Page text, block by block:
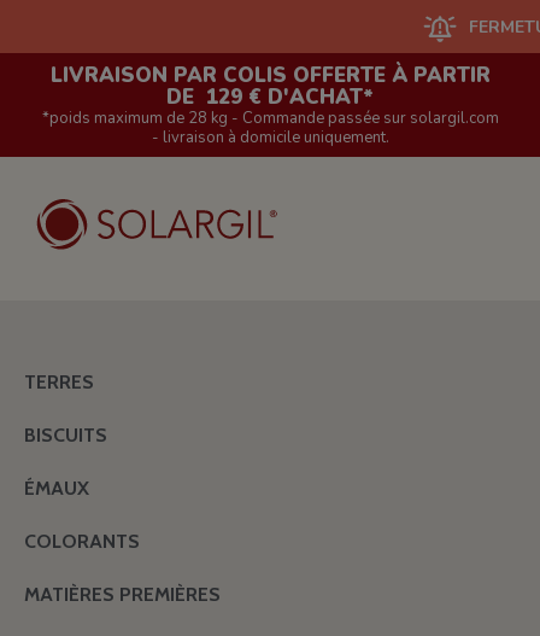
FERMETURE
LIVRAISON PAR COLIS OFFERTE À PARTIR
DE 129 € D'ACHAT*
*poids maximum de 28 kg - Commande passée sur solargil.com
- livraison à domicile uniquement.
TERRES
BISCUITS
ÉMAUX
COLORANTS
MATIÈRES PREMIÈRES